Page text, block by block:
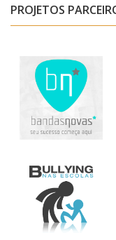
PROJETOS